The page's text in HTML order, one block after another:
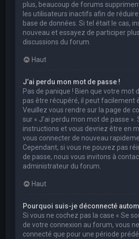
plus, beaucoup de forums
les utilisateurs inactifs afin de
base de données. Si tel était le cas,
nouveau et essayez de participer
discussions du forum.
Haut
J’ai perdu mon mot de passe !
Pas de panique ! Bien que votre mot
pas être récupéré, il peut facilement
Veuillez vous rendre sur la page de
sur « J’ai perdu mon mot de passe ».
instructions et vous devriez être en
vous connecter de nouveau
Cependant, si vous ne pouvez pas
de passe, nous vous invitons à
administrateur du forum.
Haut
Pourquoi suis-je déconnecté
Si vous ne cochez pas la case « Se
de votre connexion au forum, vous
connecté que pour une période